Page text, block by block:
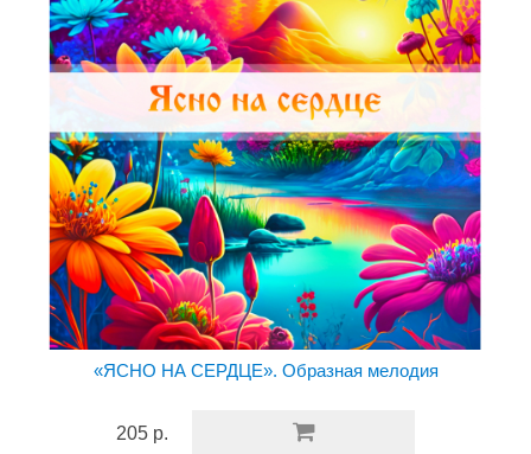
«ЯСНО НА СЕРДЦЕ». Образная мелодия
205 р.